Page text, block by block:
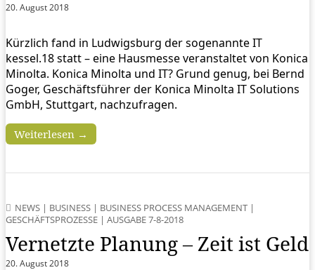
20. August 2018
Kürzlich fand in Ludwigsburg der sogenannte IT
kessel.18 statt – eine Hausmesse veranstaltet von Konica
Minolta. Konica Minolta und IT? Grund genug, bei Bernd
Goger, Geschäftsführer der Konica Minolta IT Solutions
GmbH, Stuttgart, nachzufragen.
Weiterlesen →
NEWS | BUSINESS | BUSINESS PROCESS MANAGEMENT |
GESCHÄFTSPROZESSE | AUSGABE 7-8-2018
Vernetzte Planung – Zeit ist Geld
20. August 2018